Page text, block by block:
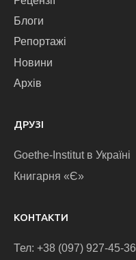
Блоги
Репортажі
Новини
Архів
ДРУЗІ
Goethe-Institut в Україні
Книгарня «Є»
КОНТАКТИ
Тел: +38 (097) 927-45-36